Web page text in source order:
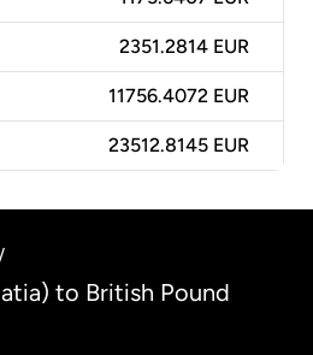
2351.2814 EUR
11756.4072 EUR
23512.8145 EUR
to British Pound